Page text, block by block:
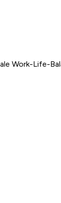
Work-Life-